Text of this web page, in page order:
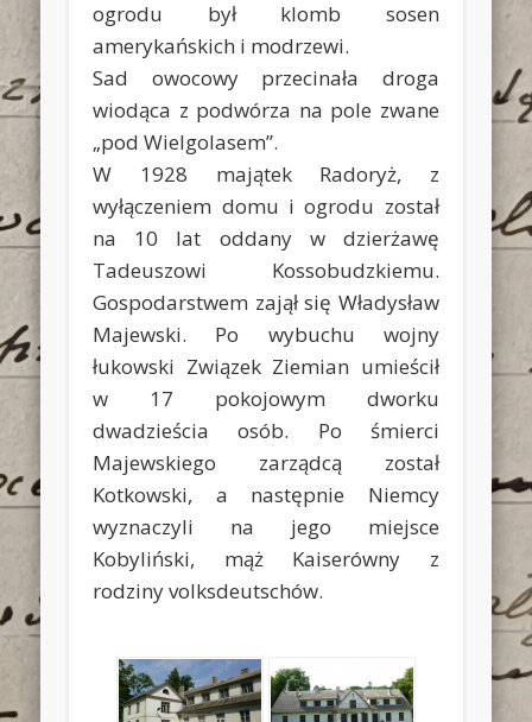
ogrodu był klomb sosen
amerykańskich i modrzewi.
Sad owocowy przecinała droga
wiodąca z podwórza na pole zwane
„pod Wielgolasem”.
W 1928 majątek Radoryż, z
wyłączeniem domu i ogrodu został
na 10 lat oddany w dzierżawę
Tadeuszowi Kossobudzkiemu.
Gospodarstwem zajął się Władysław
Majewski. Po wybuchu wojny
łukowski Związek Ziemian umieścił
w 17 pokojowym dworku
dwadzieścia osób. Po śmierci
Majewskiego zarządcą został
Kotkowski, a następnie Niemcy
wyznaczyli na jego miejsce
Kobyliński, mąż Kaiserówny z
rodziny volksdeutschów.